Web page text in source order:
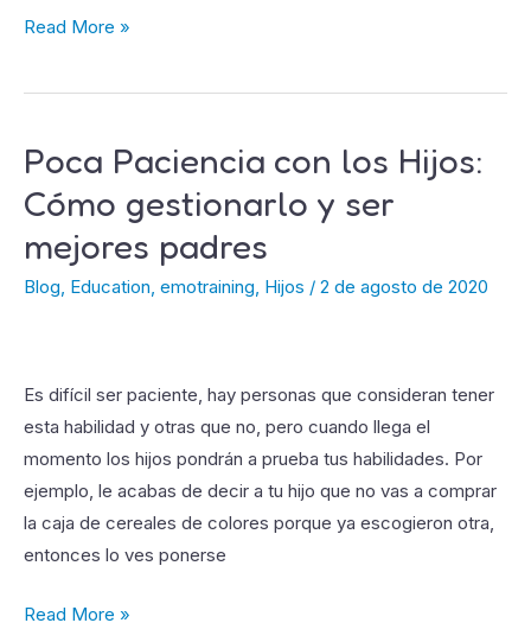
Read More »
Poca Paciencia con los Hijos:
Cómo gestionarlo y ser
mejores padres
Blog Education emotraining Hijos / 2 de agosto de 2020
Es difícil ser paciente, hay personas que consideran tener
esta habilidad y otras que no, pero cuando llega el
momento los hijos pondrán a prueba tus habilidades. Por
ejemplo, le acabas de decir a tu hijo que no vas a comprar
la caja de cereales de colores porque ya escogieron otra,
entonces lo ves ponerse
Poca
con
los
Hijos:
Read More »